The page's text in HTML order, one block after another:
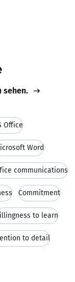
sehen.
Office
Word
communications
Commitment
to learn
to detail